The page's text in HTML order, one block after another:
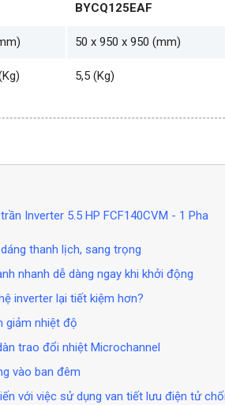
BYCQ125EAF
50 x 950 x 950 (mm)
5,5 (Kg)
Inverter 5.5 HP FCF140CVM - 1 Pha
thanh lịch, sang trọng
nhanh dễ dàng ngay khi khởi động
inverter lại tiết kiệm hơn?
giảm nhiệt độ
trao đổi nhiệt Microchannel
vào ban đêm
với việc sử dụng van tiết lưu điện tử